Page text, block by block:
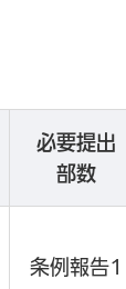
必要提出
部数
条例報告1